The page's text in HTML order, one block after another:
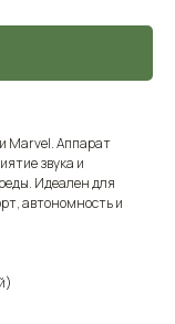
Marvel. Аппарат
звука и
Идеален для
автономность и